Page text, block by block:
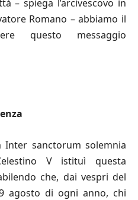
– spiega l’arcivescovo in
Romano – abbiamo il
questo messaggio
sanctorum solemnia
V istituì questa
che, dai vespri del
agosto di ogni anno, chi